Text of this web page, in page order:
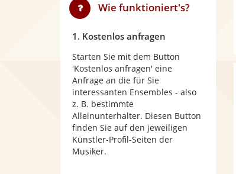
Wie funktioniert's?
1. Kostenlos anfragen
Starten Sie mit dem Button
'Kostenlos anfragen' eine
Anfrage an die für Sie
interessanten Ensembles - also
z. B. bestimmte
Alleinunterhalter. Diesen Button
finden Sie auf den jeweiligen
Künstler-Profil-Seiten der
Musiker.